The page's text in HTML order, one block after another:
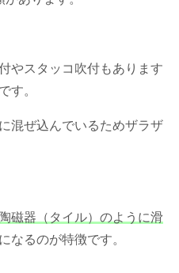
やスタッコ吹付もあります
す。
混ぜ込んでいるためザラザ
陶磁器（タイル）のように滑
なるのが特徴です。